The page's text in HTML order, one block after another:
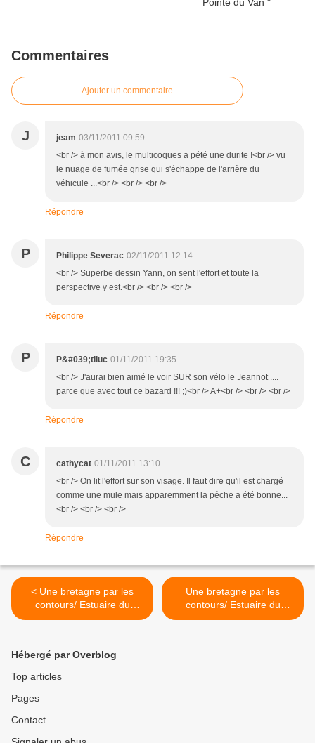
Commentaires
Ajouter un commentaire
J jeam 03/11/2011 09:59
<br /> à mon avis, le multicoques a pété une durite !<br /> vu
le nuage de fumée grise qui s'échappe de l'arrière du
véhicule ...<br /> <br /> <br />
Répondre
P Philippe Severac 02/11/2011 12:14
<br /> Superbe dessin Yann, on sent l'effort et toute la
perspective y est.<br /> <br /> <br />
Répondre
P P&#039;tiluc 01/11/2011 19:35
<br /> J'aurai bien aimé le voir SUR son vélo le Jeannot ....
parce que avec tout ce bazard !!! ;)<br /> A+<br /> <br /> <br />
Répondre
C cathycat 01/11/2011 13:10
<br /> On lit l'effort sur son visage. Il faut dire qu'il est chargé
comme une mule mais apparemment la pêche a été bonne...
<br /> <br /> <br />
Répondre
< Une bretagne par les
contours/ Estuaire du
Léguer
Une bretagne par les
contours/ Estuaire du
Léguer >
Hébergé par Overblog
Top articles
Pages
Contact